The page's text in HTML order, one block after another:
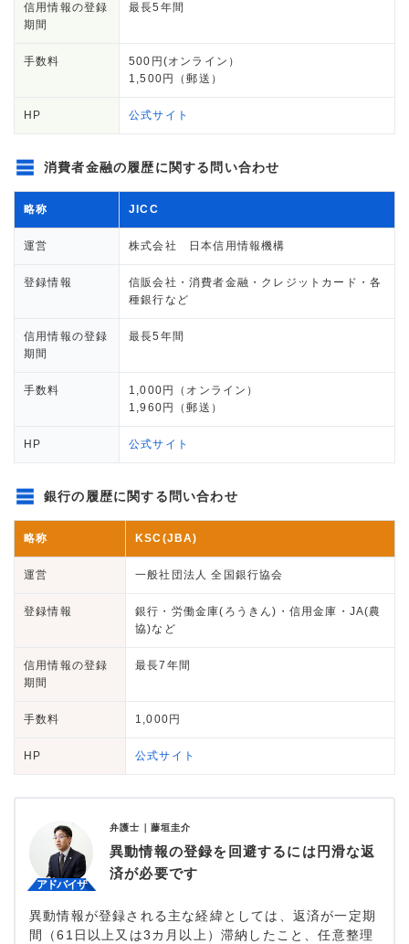
信用情報の登録
期間
最長5年間
手数料
500円(オンライン）
1,500円（郵送）
HP 公式サイト
消費者金融の履歴に関する問い合わせ
略称 JICC
運営 株式会社 日本信用情報機構
登録情報
信販会社・消費者金融・クレジットカード・各
種銀行など
信用情報の登録
期間
最長5年間
手数料
1,000円（オンライン）
1,960円（郵送）
HP 公式サイト
銀行の履歴に関する問い合わせ
略称 KSC(JBA)
運営 一般社団法人 全国銀行協会
登録情報
銀行・労働金庫(ろうきん)・信用金庫・JA(農
協)など
信用情報の登録
期間
最長7年間
手数料 1,000円
HP 公式サイト
弁護士｜ 藤垣圭介
異動情報の登録を回避するには円滑な返
済が必要です
異動情報が登録される主な経緯としては、返済が一定期
間（61日以上又は3カ月以上）滞納したこと、任意整理